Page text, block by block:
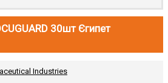
30шт Єгипет
Industries